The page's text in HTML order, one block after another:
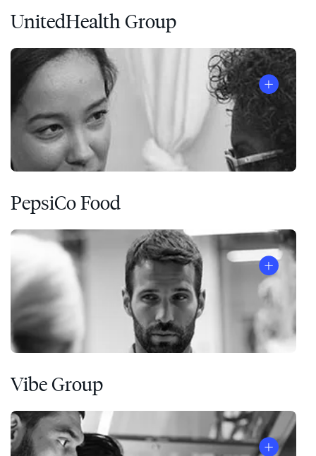
UnitedHealth Group
PepsiCo Food
Vibe Group